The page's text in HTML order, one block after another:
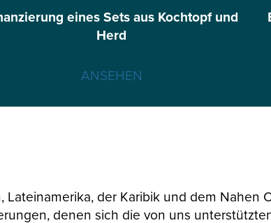
eines Sets aus Kochtopf und
Herd
ANSEHEN
Lateinamerika, der Karibik und dem Nahen
denen sich die von uns